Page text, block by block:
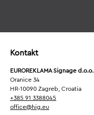
Kontakt
EUROREKLAMA Signage d.o.o.
Oranice 34
HR-10090 Zagreb, Croatia
+385 91 3388045
office@hig.eu